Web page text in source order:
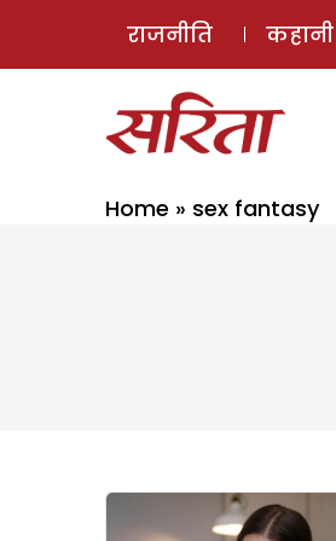
राजनीति कहानी
Home » sex fantasy